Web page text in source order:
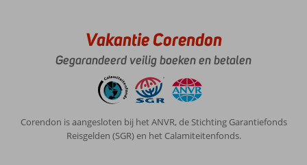
Vakantie Corendon
Gegarandeerd veilig boeken en betalen
Corendon is aangesloten bij het ANVR, de Stichting Garantiefonds
Reisgelden (SGR) en het Calamiteitenfonds.